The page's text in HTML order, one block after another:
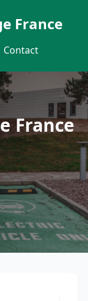
France
Contact
France